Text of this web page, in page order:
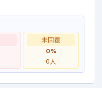
未回覆
0%
0 人